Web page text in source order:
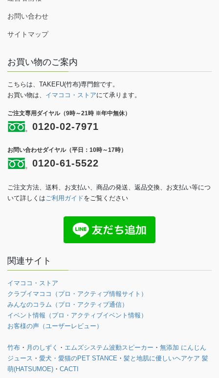
お問い合わせ
サイトマップ
お買い物のご案内
こちらは、TAKEFU(竹布)専門館です。
お買い物は、 イマココ・ストアにて承ります。
ご注文専用ダイヤル（9時～21時 ※年中無休）
0120-02-7971
お問い合わせダイヤル（平日：10時～17時）
0120-61-5522
ご注文方法、送料、お支払い、商品の発送、返品交換、お支払い等につ
いて詳しくはご利用ガイドをご覧ください
関連サイト
イマココ・ストア
クラブイマココ（プロ・アクティブ情報サイト）
みんなのコラム（プロ・アクティブ通信）
イベント情報（プロ・アクティブイベント情報）
お客様の声（ユーザーレビュー）
竹布 ・ 月のしずく ・ エムズシステム波動スピーカー ・ 無添加 にんじん
ジュース ・ 愛犬・愛猫のPET STANCE ・ 髪と地肌に優しいヘアケア 髪
萌(HATSUMOE) ・ CACTI